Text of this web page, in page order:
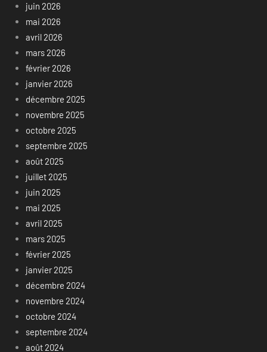
juin 2026
mai 2026
avril 2026
mars 2026
février 2026
janvier 2026
décembre 2025
novembre 2025
octobre 2025
septembre 2025
août 2025
juillet 2025
juin 2025
mai 2025
avril 2025
mars 2025
février 2025
janvier 2025
décembre 2024
novembre 2024
octobre 2024
septembre 2024
août 2024